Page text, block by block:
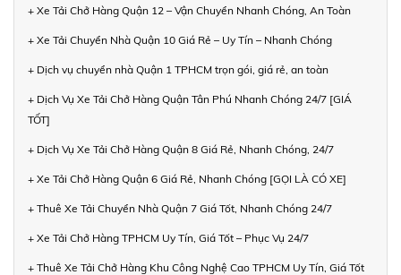
+ Xe Tải Chở Hàng Quận 12 – Vận Chuyển Nhanh Chóng, An Toàn
+ Xe Tải Chuyển Nhà Quận 10 Giá Rẻ – Uy Tín – Nhanh Chóng
+ Dịch vụ chuyển nhà Quận 1 TPHCM trọn gói, giá rẻ, an toàn
+ Dịch Vụ Xe Tải Chở Hàng Quận Tân Phú Nhanh Chóng 24/7 [GIÁ
TỐT]
+ Dịch Vụ Xe Tải Chở Hàng Quận 8 Giá Rẻ, Nhanh Chóng, 24/7
+ Xe Tải Chở Hàng Quận 6 Giá Rẻ, Nhanh Chóng [GỌI LÀ CÓ XE]
+ Thuê Xe Tải Chuyển Nhà Quận 7 Giá Tốt, Nhanh Chóng 24/7
+ Xe Tải Chở Hàng TPHCM Uy Tín, Giá Tốt – Phục Vụ 24/7
+ Thuê Xe Tải Chở Hàng Khu Công Nghệ Cao TPHCM Uy Tín, Giá Tốt